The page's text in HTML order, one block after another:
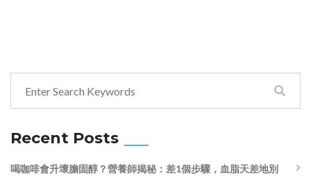
Recent Posts
喝咖啡會升壞膽固醇？營養師揭秘：差1個步驟，血脂天差地別